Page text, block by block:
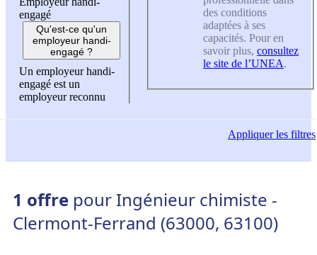
engagé
Qu'est-ce qu'un
employeur handi-
engagé ?
Un employeur handi-
engagé est un
employeur reconnu
des conditions
adaptées à ses
capacités. Pour en
savoir plus, consultez
le site de l’UNEA.
Appliquerles filtres
1 offre pour Ingénieur chimiste -
Clermont-Ferrand (63000, 63100)